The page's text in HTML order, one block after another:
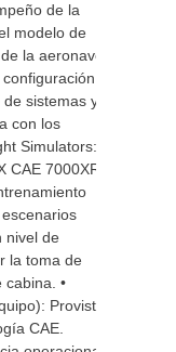
de la
modelo de
la aeronave
sistemas y
con los
Simulators: •
CAE 7000XR
nivel de
la toma de
cabina. •
Provisto
CAE.